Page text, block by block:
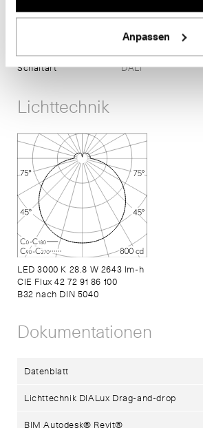
Anpassen
Lichtausbeute
91.8 lm-h/W
L80/B50 bei 119'000
Masse
Ø 340 x H 90
Schaltart
DALI
Lichttechnik
LED 3000 K 28.8 W 2643 lm-h
CIE Flux 42 72 91 86 100
B32 nach DIN 5040
Dokumentationen
Datenblatt
Lichttechnik DIALux Drag-and-drop
BIM Autodesk® Revit®